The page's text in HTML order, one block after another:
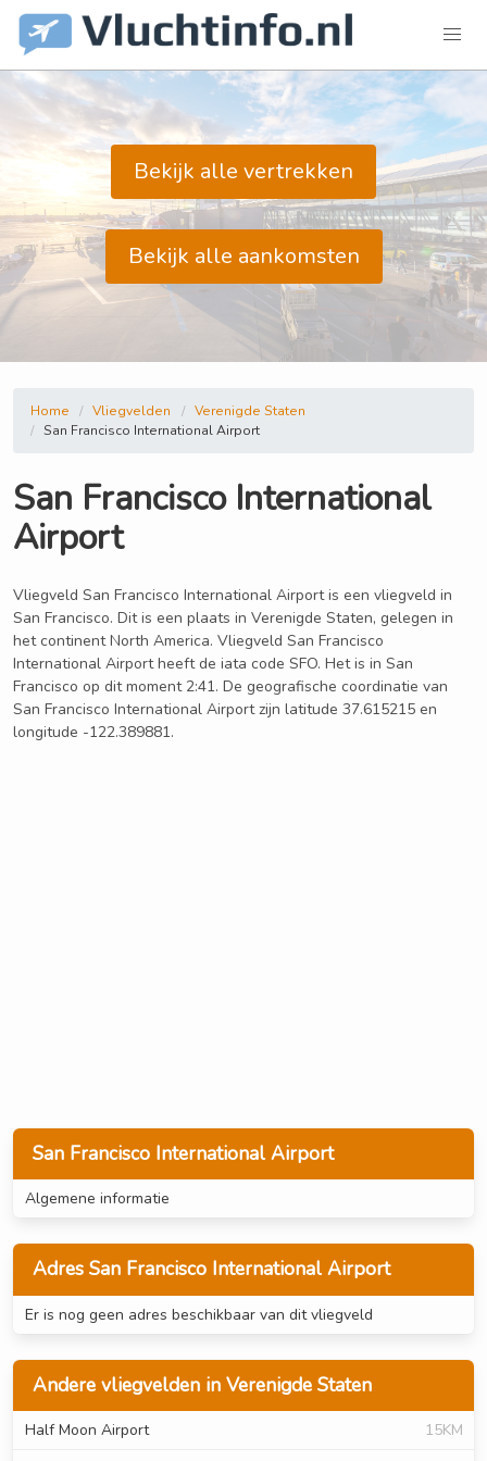
Bekijk alle vertrekken
Bekijk alle aankomsten
San Francisco International Airport
Algemene informatie
Adres San Francisco International Airport
Er is nog geen adres beschikbaar van dit vliegveld
Andere vliegvelden in Verenigde Staten
Half Moon Airport
15KM
Home Vliegvelden
Verenigde Staten
San Francisco International Airport
San Francisco International
Airport
Vliegveld San Francisco International Airport is een vliegveld in
San Francisco. Dit is een plaats in Verenigde Staten, gelegen in
het continent North America. Vliegveld San Francisco
International Airport heeft de iata code SFO. Het is in San
Francisco op dit moment 2:41. De geografische coordinatie van
San Francisco International Airport zijn latitude 37.615215 en
longitude -122.389881.